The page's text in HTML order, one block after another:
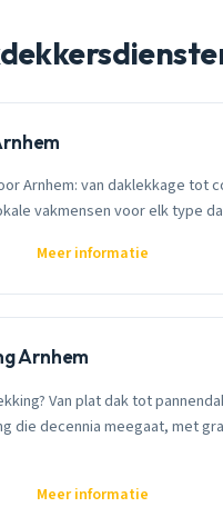
Arnhem: van daklekkage tot
vakmensen voor elk type
Meer informatie
Arnhem
Van plat dak tot
die decennia meegaat, met
Meer informatie